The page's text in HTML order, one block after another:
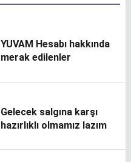
YUVAM Hesabı hakkında
merak edilenler
Gelecek salgına karşı
hazırlıklı olmamız lazım